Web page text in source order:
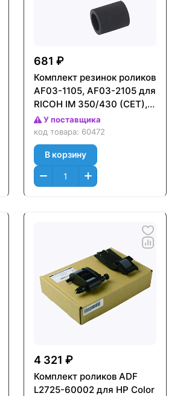
681 ₽
Комплект резинок роликов
AF03-1105, AF03-2105 для
RICOH IM 350/430 (CET),
CET511044
У поставщика
код товара: 60472
В корзину
4 321 ₽
Комплект роликов ADF
L2725-60002 для HP Color